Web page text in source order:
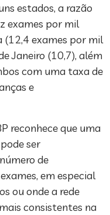
estados, a razão
exames por mil
(12,4 exames por mil
Janeiro (10,7), além
com uma taxa de
e
reconhece que uma
ser
de
em especial
ou onde a rede
consistentes na